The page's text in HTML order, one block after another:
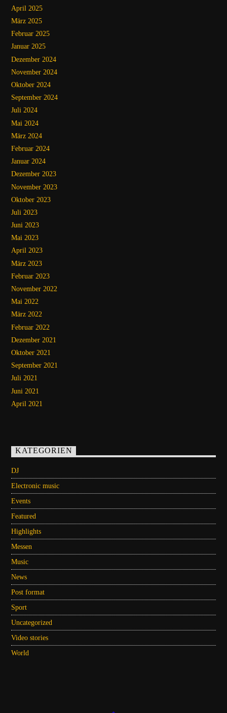
April 2025
März 2025
Februar 2025
Januar 2025
Dezember 2024
November 2024
Oktober 2024
September 2024
Juli 2024
Mai 2024
März 2024
Februar 2024
Januar 2024
Dezember 2023
November 2023
Oktober 2023
Juli 2023
Juni 2023
Mai 2023
April 2023
März 2023
Februar 2023
November 2022
Mai 2022
März 2022
Februar 2022
Dezember 2021
Oktober 2021
September 2021
Juli 2021
Juni 2021
April 2021
KATEGORIEN
DJ
Electronic music
Events
Featured
Highlights
Messen
Music
News
Post format
Sport
Uncategorized
Video stories
World